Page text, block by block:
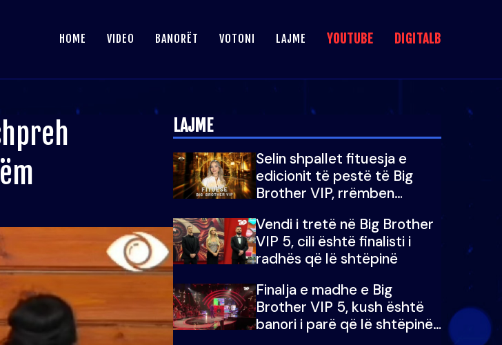
HOME VIDEO BANORËT VOTONI LAJME YOUTUBE DIGITALB
LAJME
Selin shpallet fituesja e
edicionit të pestë të Big
Brother VIP, rrëmben
mijë eurosh
Vendi i tretë në Big Brother
VIP 5, cili është finalisti i
radhës që lë shtëpinë
Finalja e madhe e Big
Brother VIP 5, kush është
banori i parë që lë shtëpinë